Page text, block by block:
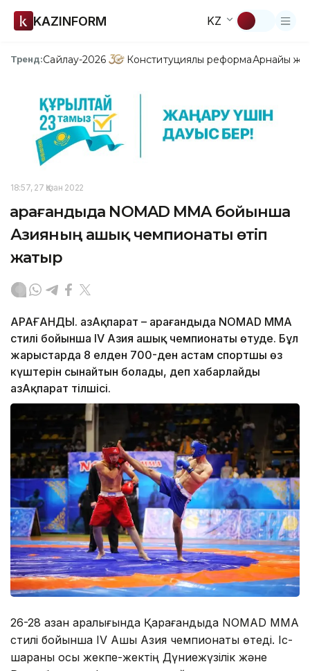
KAZINFORM KZ
Тренд:Сайлау-2026 Конституциялық реформаАрнайы
18:57, 27 Қазан 2022
Қарағандыда NOMAD MMA бойынша
Азияның ашық чемпионаты өтіп
жатыр
ҚАРАҒАНДЫ. ҚазАқпарат – Қарағандыда NOMAD MMA
стилі бойынша IV Азия ашық чемпионаты өтуде. Бұл
жарыстарда 8 елден 700-ден астам спортшы өз
күштерін сынайтын болады, деп хабарлайды
ҚазАқпарат тілшісі.
26-28 қазан аралығында Қарағандыда NOMAD MMA
стилі бойынша IV Ашық Азия чемпионаты өтеді. Іс-
шараны осы жекпе-жектің Дүниежүзілік және